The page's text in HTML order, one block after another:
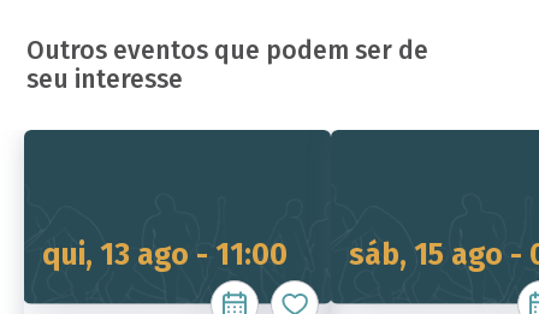
Outros eventos que podem ser de
seu interesse
qui, 13 ago - 11:00 sáb, 15 ago -